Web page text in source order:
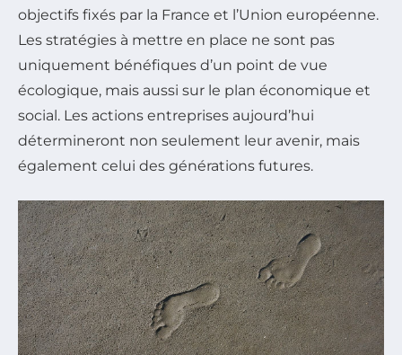
objectifs fixés par la France et l’Union européenne.
Les stratégies à mettre en place ne sont pas
uniquement bénéfiques d’un point de vue
écologique, mais aussi sur le plan économique et
social. Les actions entreprises aujourd’hui
détermineront non seulement leur avenir, mais
également celui des générations futures.